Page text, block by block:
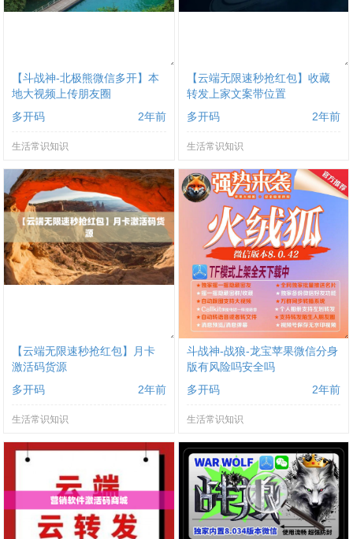
【斗战神-北极熊微信多开】本
地大视频上传朋友圈
多开码
2年前
生活常识知识
【云端无限速秒抢红包】收藏
转发上家文案带位置
多开码
2年前
生活常识知识
【云端无限速秒抢红包】月卡
激活码货源
多开码
2年前
生活常识知识
斗战神-战狼-龙宝苹果微信分身
版有风险吗安全吗
多开码
2年前
生活常识知识